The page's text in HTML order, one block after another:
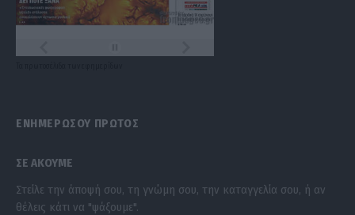
ΕΝΗΜΕΡΩΣΟΥ ΠΡΩΤΟΣ
ΣΕ ΑΚΟΥΜΕ
Στείλε την άποψή σου, τη γνώμη σου, την καταγγελία σου, ή αν
θέλεις κάτι να "ψάξουμε".